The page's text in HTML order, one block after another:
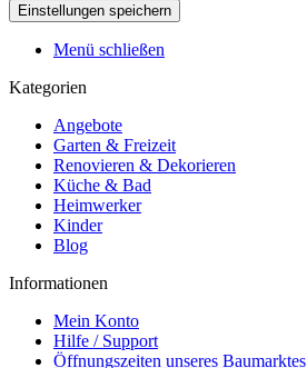
Menü schließen
Kategorien
Angebote
Garten & Freizeit
Renovieren & Dekorieren
Küche & Bad
Heimwerker
Kinder
Blog
Informationen
Mein Konto
Hilfe / Support
Öffnungszeiten unseres Baumarktes